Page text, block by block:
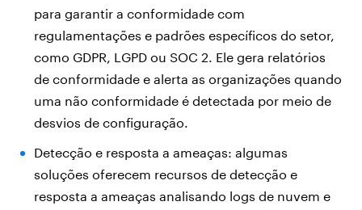
para garantir a conformidade com
regulamentações e padrões específicos do setor,
como GDPR, LGPD ou SOC 2. Ele gera relatórios
de conformidade e alerta as organizações quando
uma não conformidade é detectada por meio de
desvios de configuração.
Detecção e resposta a ameaças: algumas
soluções oferecem recursos de detecção e
resposta a ameaças analisando logs de nuvem e